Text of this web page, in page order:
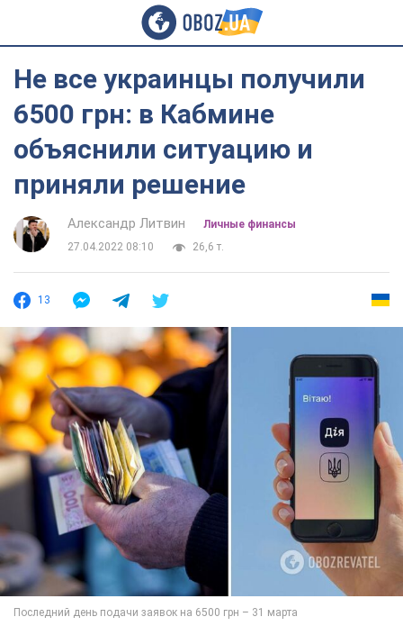
Не все украинцы получили
6500 грн: в Кабмине
объяснили ситуацию и
приняли решение
Александр Литвин
Личные финансы
27.04.2022 08:10
26,6 т.
13